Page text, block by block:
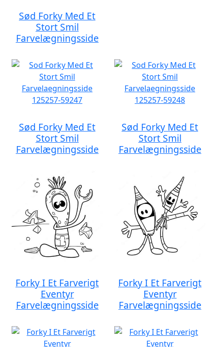
Sød Forky Med Et
Stort Smil
Farvelægningsside
Sød Forky Med Et
Stort Smil
Farvelægningsside
Sød Forky Med Et
Stort Smil
Farvelægningsside
Forky I Et Farverigt
Eventyr
Farvelægningsside
Forky I Et Farverigt
Eventyr
Farvelægningsside